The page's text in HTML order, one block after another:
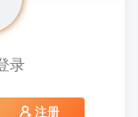
录
注册
录
注册